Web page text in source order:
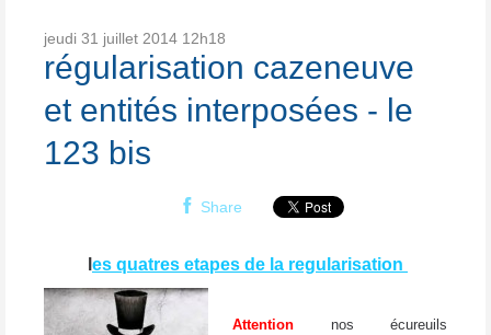
jeudi 31 juillet 2014 12h18
régularisation cazeneuve
et entités interposées - le
123 bis
Share
es quatres etapes de la regularisation
Attention
nos écureuils